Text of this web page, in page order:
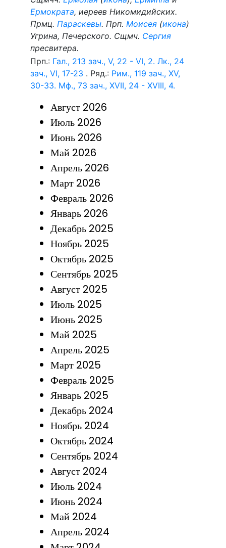
Ермократа, иереев Никомидийских.
Прмц. Параскевы. Прп. Моисея(икона)
Угрина, Печерского. Сщмч. Сергия
пресвитера.
Прп.: Гал., 213 зач., V, 22 - VI, 2. Лк., 24
зач., VI, 17-23 . Ряд.: Рим., 119 зач., XV,
30-33. Мф., 73 зач., XVII, 24 - XVIII, 4.
Август 2026
Июль 2026
Июнь 2026
Май 2026
Апрель 2026
Март 2026
Февраль 2026
Январь 2026
Декабрь 2025
Ноябрь 2025
Октябрь 2025
Сентябрь 2025
Август 2025
Июль 2025
Июнь 2025
Май 2025
Апрель 2025
Март 2025
Февраль 2025
Январь 2025
Декабрь 2024
Ноябрь 2024
Октябрь 2024
Сентябрь 2024
Август 2024
Июль 2024
Июнь 2024
Май 2024
Апрель 2024